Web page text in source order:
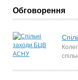
Обговорення